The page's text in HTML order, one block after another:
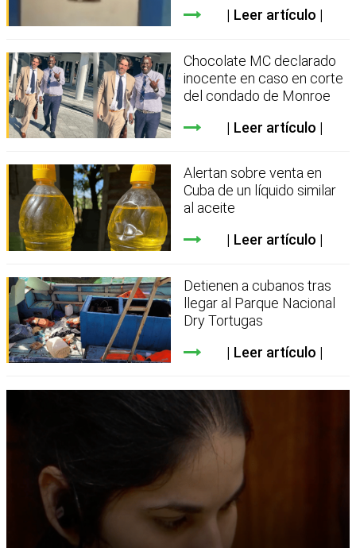
Leer artículo
Chocolate MC declarado
inocente en caso en corte
del condado de Monroe
Leer artículo
Alertan sobre venta en
Cuba de un líquido similar
al aceite
Leer artículo
Detienen a cubanos tras
llegar al Parque Nacional
Dry Tortugas
Leer artículo